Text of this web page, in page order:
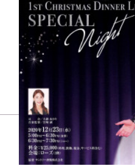
©2026 WATARU KOZUKI